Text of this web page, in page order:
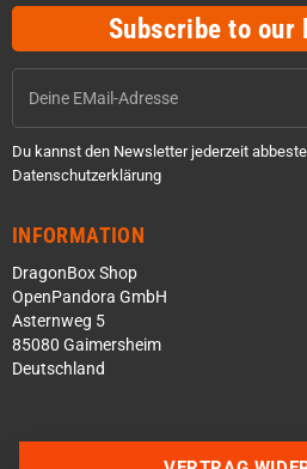
Subscribe to our
Du kannst den Newsletter jederzeit
Datenschutzerklärung
INFORMATION
DragonBox Shop
OpenPandora GmbH
Asternweg 5
85080 Gaimersheim
Deutschland